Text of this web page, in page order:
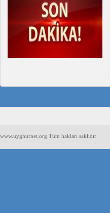
www.uyghurnet.org Tüm hakları saklıdır